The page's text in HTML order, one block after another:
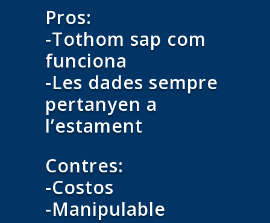
Pros:
-Tothom sap com
funciona
-Les dades sempre
pertanyen a
l’estament
Contres:
-Costos
-Manipulable